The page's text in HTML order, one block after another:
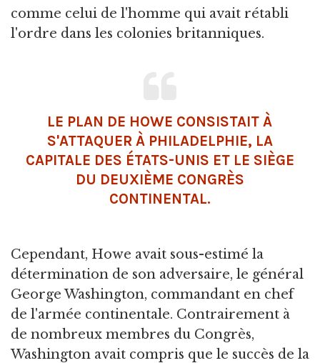
comme celui de l'homme qui avait rétabli
l'ordre dans les colonies britanniques.
LE PLAN DE HOWE CONSISTAIT À
S'ATTAQUER À PHILADELPHIE, LA
CAPITALE DES ÉTATS-UNIS ET LE SIÈGE
DU DEUXIÈME CONGRÈS
CONTINENTAL.
Cependant, Howe avait sous-estimé la
détermination de son adversaire, le général
George Washington, commandant en chef
de l'armée continentale. Contrairement à
de nombreux membres du Congrès,
Washington avait compris que le succès de la